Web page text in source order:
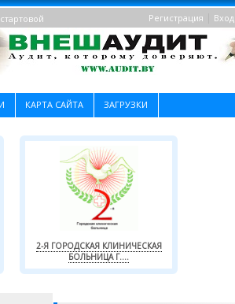
Регистрация Вход
КАРТА САЙТА ЗАГРУЗКИ
2-Я ГОРОДСКАЯ КЛИНИЧЕСКАЯ
БОЛЬНИЦА Г....